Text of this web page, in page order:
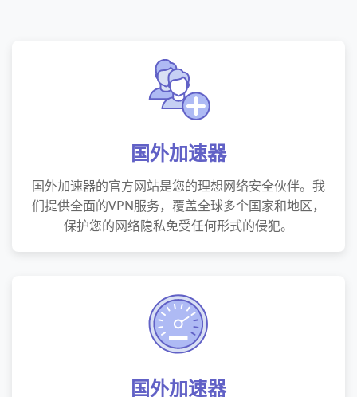
国外加速器
国外加速器的官方网站是您的理想网络安全伙伴。我
们提供全面的VPN服务，覆盖全球多个国家和地区，
保护您的网络隐私免受任何形式的侵犯。
国外加速器